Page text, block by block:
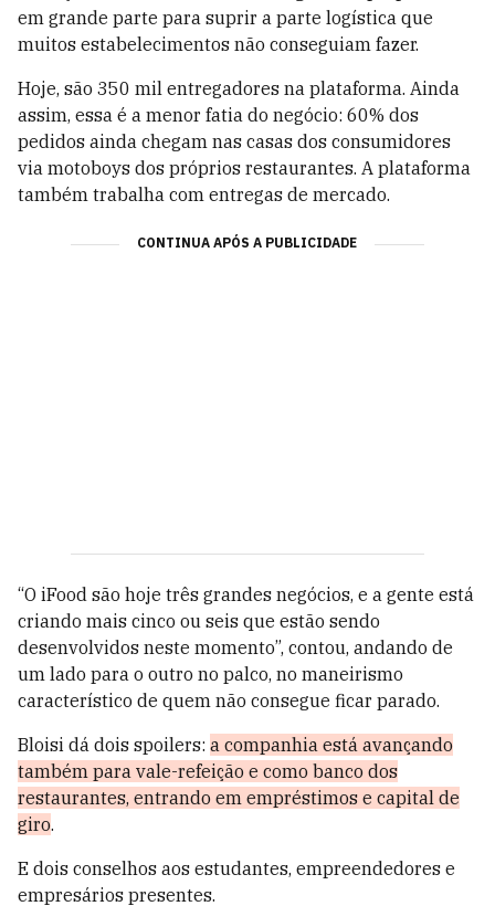
em grande parte para suprir a parte logística que
muitos estabelecimentos não conseguiam fazer.
Hoje, são 350 mil entregadores na plataforma. Ainda
assim, essa é a menor fatia do negócio: 60% dos
pedidos ainda chegam nas casas dos consumidores
via motoboys dos próprios restaurantes. A plataforma
também trabalha com entregas de mercado.
CONTINUA APÓS A PUBLICIDADE
“O iFood são hoje três grandes negócios, e a gente está
criando mais cinco ou seis que estão sendo
desenvolvidos neste momento”, contou, andando de
um lado para o outro no palco, no maneirismo
característico de quem não consegue ficar parado.
Bloisi dá dois spoilers: a companhia está avançando
também para vale-refeição e como banco dos
restaurantes, entrando em empréstimos e capital de
giro.
E dois conselhos aos estudantes, empreendedores e
empresários presentes.